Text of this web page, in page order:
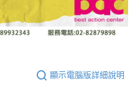
顯示電腦版詳細說明